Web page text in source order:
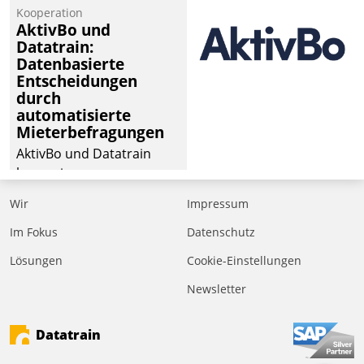
operativen
Instandhaltung in die
SAP-Systemlandschaft
deutscher
Wohnungsunternehmen
– und beschleunigt damit
den Weg vom
Mieteranliegen zum
Dienstleisterauftrag.
Kooperation
AktivBo und
Datatrain:
Datenbasierte
Entscheidungen
durch
automatisierte
Mieterbefragungen
AktivBo und Datatrain
kooperieren –
profitieren: Die nahtlose
Integration der Lösungen
Datatrain ermöglicht
Mieterbefragungen – eine
starke Grundlage für
Wir
Im Fokus
Lösungen
Impressum
Datenschutz
Cookie-Einstellungen
Newsletter
Datatrain